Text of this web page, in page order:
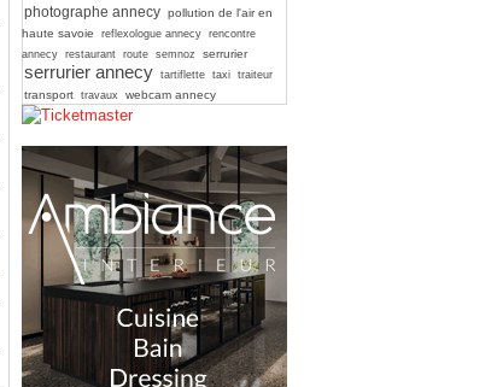
photographe annecy pollution de l'air en
haute savoie
reflexologue annecy rencontre
annecy restaurant route semnoz serrurier
serrurier annecy tartiflette taxi traiteur
transport travaux webcam annecy